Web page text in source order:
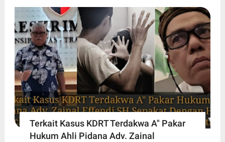
Terkait Kasus KDRT Terdakwa A" Pakar
Hukum Ahli Pidana Adv. Zainal